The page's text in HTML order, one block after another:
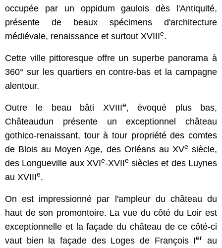
occupée par un oppidum gaulois dès l'Antiquité,
présente de beaux spécimens d'architecture
médiévale, renaissance et surtout XVIIIe.
Cette ville pittoresque offre un superbe panorama à
360° sur les quartiers en contre-bas et la campagne
alentour.
Outre le beau bâti XVIIIe, évoqué plus bas,
Châteaudun présente un exceptionnel château
gothico-renaissant, tour à tour propriété des comtes
de Blois au Moyen Age, des Orléans au XVesiècle,
des Longueville aux XVIe-XVIIesiècles et des Luynes
au XVIIIe.
On est impressionné par l'ampleur du château du
haut de son promontoire. La vue du côté du Loir est
exceptionnelle et la façade du château de ce côté-ci
vaut bien la façade des Loges de François Ier
au